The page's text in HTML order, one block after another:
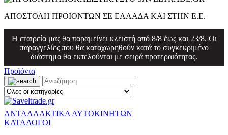
ΑΠΟΣΤΟΛΗ ΠΡΟΙΟΝΤΩΝ ΣΕ ΕΛΛΑΔΑ ΚΑΙ ΣΤΗΝ Ε.Ε.
Η εταιρεία μας θα παραμείνει κλειστή από 8/8 έως και 23/8. Οι
παραγγελίες που θα καταχωρηθούν κατά το συγκεκριμένο
διάστημα θα εκτελούνται με σειρά προτεραιότητας.
Προϊόντα
ΑΝΤΑΛΛΑΚΤΙΚΑ ΑΥΤΟΚΙΝΗΤΩΝ
ΚΑΤΑΛΟΓΟΙ